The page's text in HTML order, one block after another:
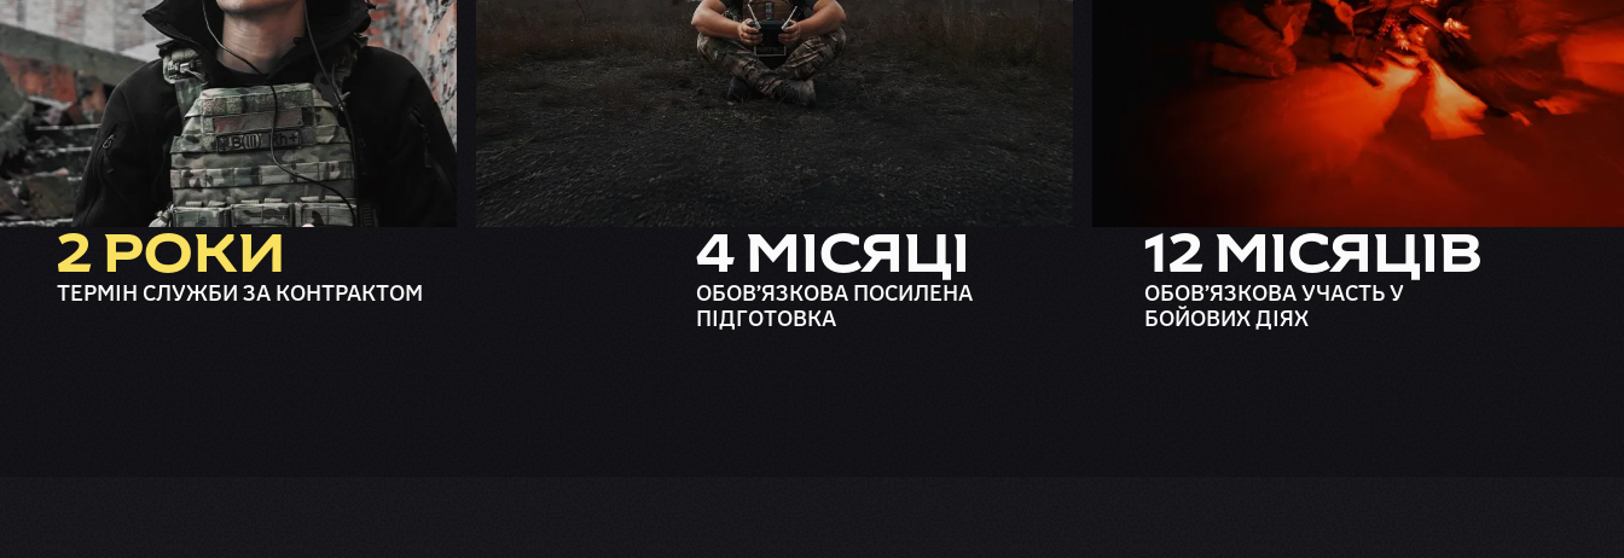
2 РОКИ
ТЕРМІН СЛУЖБИ ЗА КОНТРАКТОМ
4 МІСЯЦІ
ОБОВʼЯЗКОВА ПОСИЛЕНА
ПІДГОТОВКА
12 МІСЯЦІВ
ОБОВʼЯЗКОВА УЧАСТЬ У
БОЙОВИХ ДІЯХ